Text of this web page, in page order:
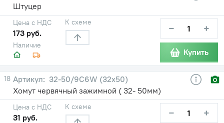
Штуцер
Наличие
Цена с НДС
173 руб.
К схеме − +
Купить
18
32-50/9C6W (32х50)
Хомут червячный зажимной ( 32- 50мм)
Цена с НДС
31 руб.
К схеме − +